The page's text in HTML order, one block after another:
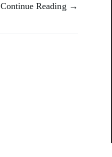
Continue Reading →